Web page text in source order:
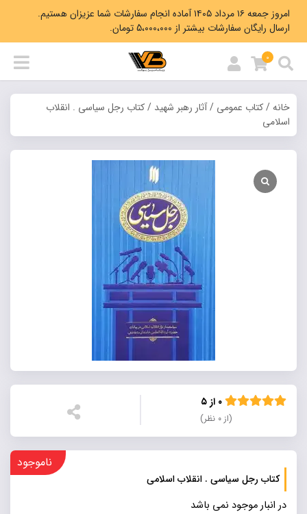
امروز جمعه ۱۶ مرداد ۱۴۰۵ آماده انجام سفارشات شما عزیزان هستیم.
ارسال رایگان سفارشات بیشتر از 5،000،000 تومان.
0
خانه/کتاب عمومی /آثار رهبر شهید / کتاب رجل سیاسی . انقلاب
اسلامی
(از ۰ نظر)
کتاب رجل سیاسی . انقلاب اسلامی
ناموجود
در انبار موجود نمی باشد